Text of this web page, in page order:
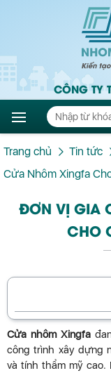
CÔNG TY
Trang chủ Tin tức
Cửa Nhôm Xingfa
ĐƠN VỊ GIA
CHO
Cửa nhôm Xingfa
công trình xây dựng
và tính thẩm mỹ